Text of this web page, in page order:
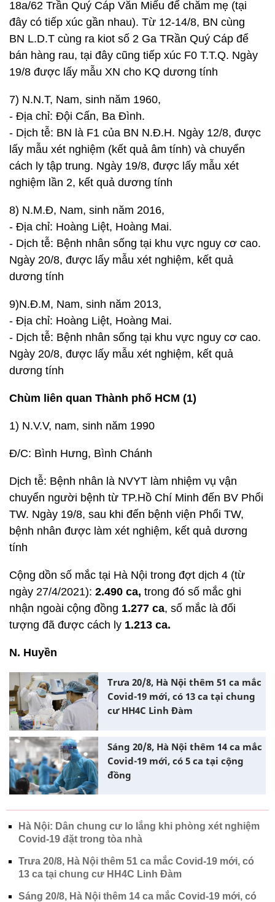
18a/62 Trần Quý Cáp Văn Miếu để chăm mẹ (tại
đây có tiếp xúc gần nhau). Từ 12-14/8, BN cùng
BN L.D.T cùng ra kiot số 2 Ga TRần Quý Cáp để
bán hàng rau, tại đây cũng tiếp xúc F0 T.T.Q. Ngày
19/8 được lấy mẫu XN cho KQ dương tính
7) N.N.T, Nam, sinh năm 1960,
- Địa chỉ: Đội Cấn, Ba Đình.
- Dịch tễ: BN là F1 của BN N.Đ.H. Ngày 12/8, được
lấy mẫu xét nghiệm (kết quả âm tính) và chuyển
cách ly tập trung. Ngày 19/8, được lấy mẫu xét
nghiệm lần 2, kết quả dương tính
8) N.M.Đ, Nam, sinh năm 2016,
- Địa chỉ: Hoàng Liệt, Hoàng Mai.
- Dịch tễ: Bệnh nhân sống tại khu vực nguy cơ cao.
Ngày 20/8, được lấy mẫu xét nghiệm, kết quả
dương tính
9)N.Đ.M, Nam, sinh năm 2013,
- Địa chỉ: Hoàng Liệt, Hoàng Mai.
- Dịch tễ: Bệnh nhân sống tại khu vực nguy cơ cao.
Ngày 20/8, được lấy mẫu xét nghiệm, kết quả
dương tính
Chùm liên quan Thành phố HCM (1)
1) N.V.V, nam, sinh năm 1990
Đ/C: Bình Hưng, Bình Chánh
Dịch tễ: Bệnh nhân là NVYT làm nhiệm vụ vận
chuyển người bệnh từ TP.Hồ Chí Minh đến BV Phổi
TW. Ngày 19/8, sau khi đến bệnh viện Phổi TW,
bệnh nhân được làm xét nghiệm, kết quả dương
tính
Cộng dồn số mắc tại Hà Nội trong đợt dịch 4 (từ
ngày 27/4/2021): 2.490 ca, trong đó số mắc ghi
nhận ngoài cộng đồng 1.277 ca, số mắc là đối
tượng đã được cách ly 1.213 ca.
N. Huyền
Trưa 20/8, Hà Nội thêm 51 ca mắc
Covid-19 mới, có 13 ca tại chung
cư HH4C Linh Đàm
Sáng 20/8, Hà Nội thêm 14 ca mắc
Covid-19 mới, có 5 ca tại cộng
đồng
Hà Nội: Dân chung cư lo lắng khi phòng xét nghiệm
Covid-19 đặt trong tòa nhà
Trưa 20/8, Hà Nội thêm 51 ca mắc Covid-19 mới, có
13 ca tại chung cư HH4C Linh Đàm
Sáng 20/8, Hà Nội thêm 14 ca mắc Covid-19 mới, có